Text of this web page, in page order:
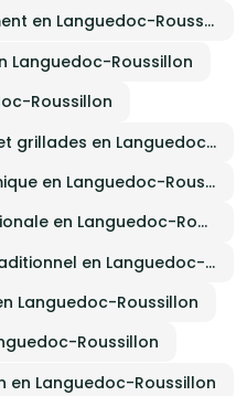
Buffet créole pour événement en Languedoc-Roussillon
Languedoc-Roussillon
Roussillon
Traiteur cuisine barbecue et grillades en Languedoc-Roussillon
Traiteur cuisine gastronomique en Languedoc-Roussillon
Traiteur cuisine cuisine régionale en Languedoc-Roussillon
Traiteur cuisine français traditionnel en Languedoc-Roussillon
Languedoc-Roussillon
Roussillon
en Languedoc-Roussillon